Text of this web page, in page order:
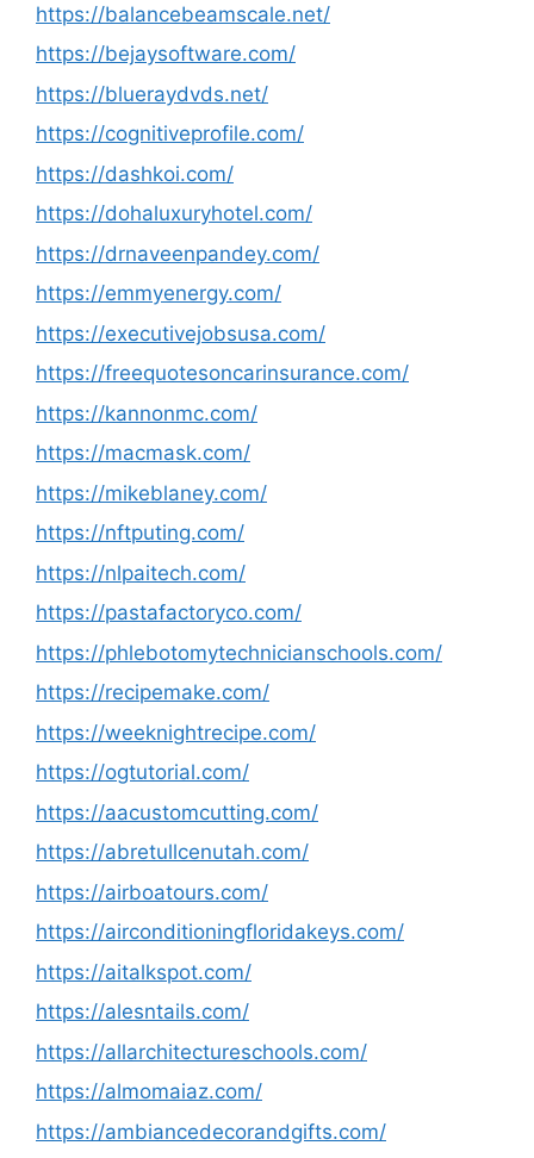
https://balancebeamscale.net/
https://bejaysoftware.com/
https://blueraydvds.net/
https://cognitiveprofile.com/
https://dashkoi.com/
https://dohaluxuryhotel.com/
https://drnaveenpandey.com/
https://emmyenergy.com/
https://executivejobsusa.com/
https://freequotesoncarinsurance.com/
https://kannonmc.com/
https://macmask.com/
https://mikeblaney.com/
https://nftputing.com/
https://nlpaitech.com/
https://pastafactoryco.com/
https://phlebotomytechnicianschools.com/
https://recipemake.com/
https://weeknightrecipe.com/
https://ogtutorial.com/
https://aacustomcutting.com/
https://abretullcenutah.com/
https://airboatours.com/
https://airconditioningfloridakeys.com/
https://aitalkspot.com/
https://alesntails.com/
https://allarchitectureschools.com/
https://almomaiaz.com/
https://ambiancedecorandgifts.com/